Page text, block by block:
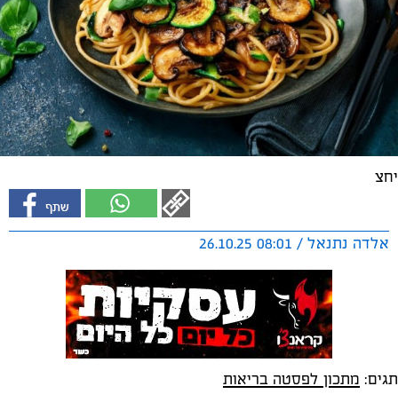
יחצ
אלדה נתנאל / 08:01 26.10.25
תגים: מתכון לפסטה בריאות